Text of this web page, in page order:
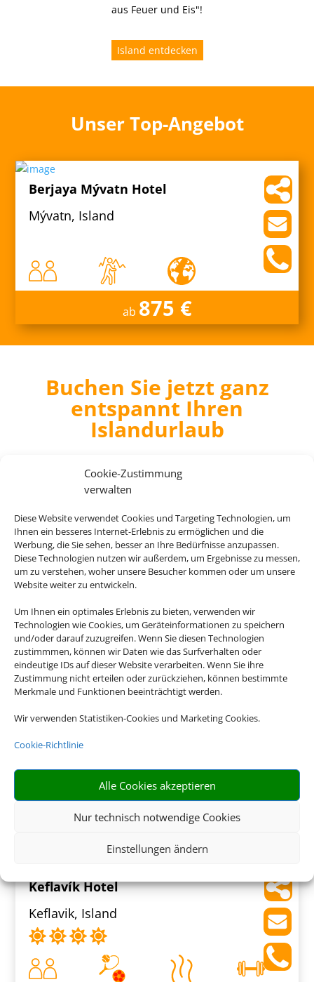
Cookie-Zustimmung
verwalten
Diese Website verwendet Cookies und Targeting Technologien, um
Ihnen ein besseres Internet-Erlebnis zu ermöglichen und die
Werbung, die Sie sehen, besser an Ihre Bedürfnisse anzupassen.
Diese Technologien nutzen wir außerdem, um Ergebnisse zu messen,
um zu verstehen, woher unsere Besucher kommen oder um unsere
Website weiter zu entwickeln.
Um Ihnen ein optimales Erlebnis zu bieten, verwenden wir
Technologien wie Cookies, um Geräteinformationen zu speichern
und/oder darauf zuzugreifen. Wenn Sie diesen Technologien
zustimmmen, können wir Daten wie das Surfverhalten oder
eindeutige IDs auf dieser Website verarbeiten. Wenn Sie ihre
Zustimmung nicht erteilen oder zurückziehen, können bestimmte
Merkmale und Funktionen beeinträchtigt werden.
Wir verwenden Statistiken-Cookies und Marketing Cookies.
Cookie-Richtlinie
Alle Cookies akzeptieren
Nur technisch notwendige Cookies
Einstellungen ändern
aus Feuer und Eis"!
Island entdecken
Unser Top-Angebot
Berjaya Mývatn Hotel
Mývatn, Island
ab 875 €
Buchen Sie jetzt ganz
entspannt Ihren
Islandurlaub
Icelandair Hotel Herad
Egilsstadir, Island
ab729 €
Icelandair Hotel Reykjavik Marina
ab1.289 €
Keflavík Hotel
Keflavik, Island